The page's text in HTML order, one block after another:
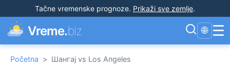
Tačne vremenske prognoze. Prikaži sve zemlje.
Vreme.biz 🌐 ☰
Početna > Шангај vs Los Angeles